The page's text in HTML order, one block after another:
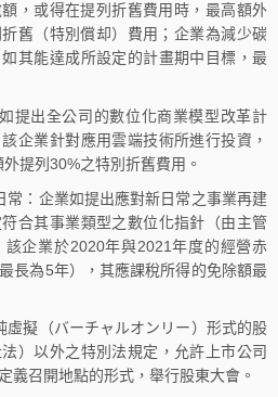
，或得在提列折舊費用時，最高額外
舊（特別償却）費用；企業為減少碳
其能達成所設定的計畫期中目標，最
提出全公司的數位化商業模型改革計
企業針對應用雲端技術所進行投資，
提列30%之特別折舊費用。
常：企業如提出應對新日常之事業再建
合其事業類型之數位化指針（由主管
企業於2020年與2021年度的經營赤
長為5年），其應課稅所得的免除額最
虛擬（バーチャルオンリー）形式的股
）以外之特別法規定，允許上市公司
義召開地點的形式，舉行股東大會。